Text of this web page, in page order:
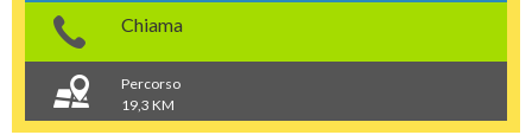
Chiama
Percorso
19,3 KM